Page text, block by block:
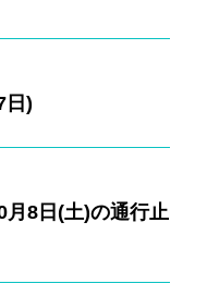
日)
8日(土)の通行止